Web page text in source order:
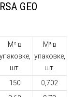
GEO
М² в
упаковке,
шт.
М³ в
упаковке,
шт.
150
0,702